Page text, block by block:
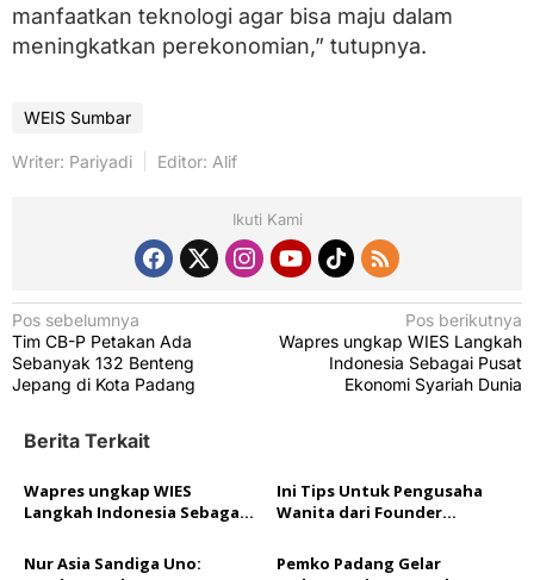
manfaatkan teknologi agar bisa maju dalam
meningkatkan perekonomian,” tutupnya.
WEIS Sumbar
Writer: Pariyadi Editor: Alif
Ikuti Kami
N
a
v
g
a
s
Pos sebelumnya
Tim CB-P Petakan Ada
Sebanyak 132 Benteng
Jepang di Kota Padang
Pos berikutnya
Wapres ungkap WIES Langkah
Indonesia Sebagai Pusat
Ekonomi Syariah Dunia
Berita Terkait
Wapres ungkap WIES
Langkah Indonesia Sebagai
Ini Tips Untuk Pengusaha
Wanita dari Founder
Nur Asia Sandiga Uno:
Pemko Padang Gelar